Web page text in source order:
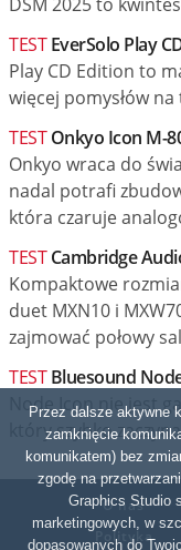
TESTEverSolo Play
Play CD Edition to
więcej pomysłów
TESTOnkyo Icon M-
Onkyo wraca do
nadal potrafi
która czaruje
TESTCambridge
Kompaktowe
duet MXN10 i
zajmować połowy
TESTBluesound
Node Icon nie jest
który szybko
O nas
Polityka
Przez dalsze aktywne
zamknięcie
komunikatem) bez
zgodę na
Graphics Studio
marketingowych, w
dopasowanych do